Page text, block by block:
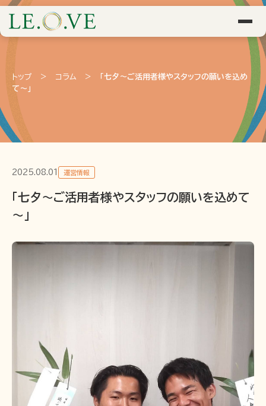
トップ > コラム >
「七夕～ご活用者様やスタッフの願いを込め
て～」
2025.08.01 運営情報
「七夕～ご活用者様やスタッフの願いを込めて
～」